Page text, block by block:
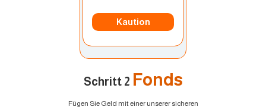
Kaution
Schritt 2 Fonds
Fügen Sie Geld mit einer unserer sicheren